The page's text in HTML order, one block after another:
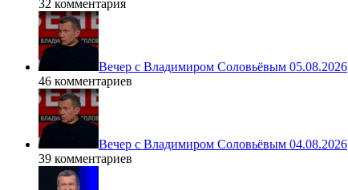
32 комментария
Вечер с Владимиром Соловьёвым 05.08.2026
46 комментариев
Вечер с Владимиром Соловьёвым 04.08.2026
39 комментариев